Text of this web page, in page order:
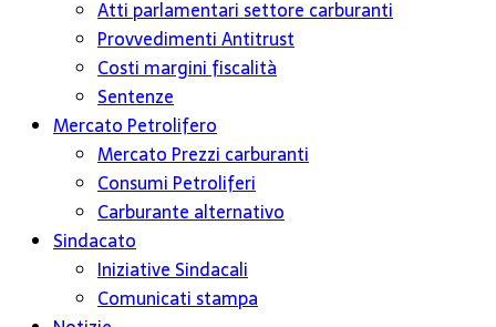
Atti parlamentari settore carburanti
Provvedimenti Antitrust
Costi margini fiscalità
Sentenze
Mercato Petrolifero
Mercato Prezzi carburanti
Consumi Petroliferi
Carburante alternativo
Sindacato
Iniziative Sindacali
Comunicati stampa